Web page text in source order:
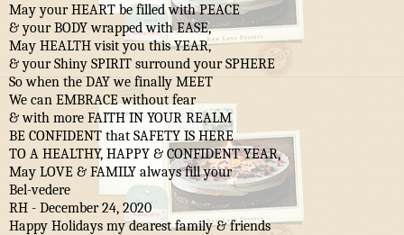
May your HEART be filled with PEACE
& your BODY wrapped with EASE,
May HEALTH visit you this YEAR,
& your Shiny SPIRIT surround your SPHERE
So when the DAY we finally MEET
We can EMBRACE without fear
& with more FAITH IN YOUR REALM
BE CONFIDENT that SAFETY IS HERE
TO A HEALTHY, HAPPY & CONFIDENT YEAR,
May LOVE & FAMILY always fill your
Bel-vedere
RH - December 24, 2020
Happy Holidays my dearest family & friends